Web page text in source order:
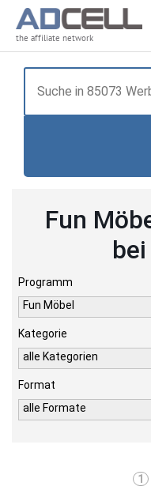
the affiliate network
Fun
bei
Programm
Fun Möbel
Kategorie
alle Kategorien
Format
alle Formate
1